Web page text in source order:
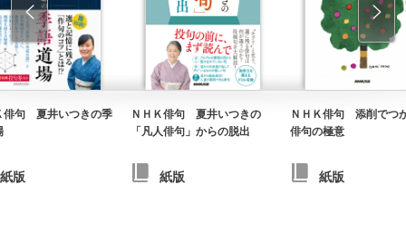
俳句 夏井いつきの季
紙版
ＮＨＫ俳句 夏井いつきの
「凡人俳句」からの脱出
紙版
ＮＨＫ俳句 添削でつ
俳句の極意
紙版